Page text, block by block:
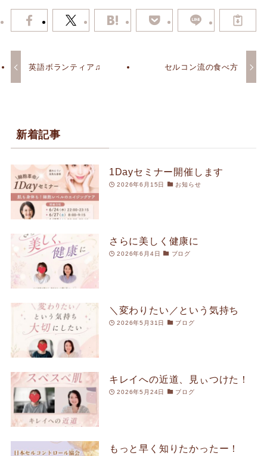
英語ボランティア♫ セルコン流の食べ方
新着記事
1Dayセミナー開催します
2026年6月15日 お知らせ
さらに美しく健康に
2026年6月4日 ブログ
＼変わりたい／という気持ち
2026年5月31日 ブログ
キレイへの近道、見ぃつけた！
2026年5月24日 ブログ
もっと早く知りたかったー！